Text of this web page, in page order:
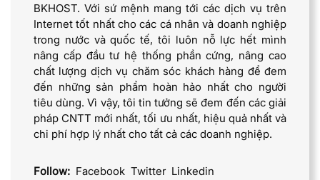
BKHOST. Với sứ mệnh mang tới các dịch vụ trên
Internet tốt nhất cho các cá nhân và doanh nghiệp
trong nước và quốc tế, tôi luôn nỗ lực hết mình
nâng cấp đầu tư hệ thống phần cứng, nâng cao
chất lượng dịch vụ chăm sóc khách hàng để đem
đến những sản phẩm hoàn hảo nhất cho người
tiêu dùng. Vì vậy, tôi tin tưởng sẽ đem đến các giải
pháp CNTT mới nhất, tối ưu nhất, hiệu quả nhất và
chi phí hợp lý nhất cho tất cả các doanh nghiệp.
Follow: Facebook Twitter Linkedin